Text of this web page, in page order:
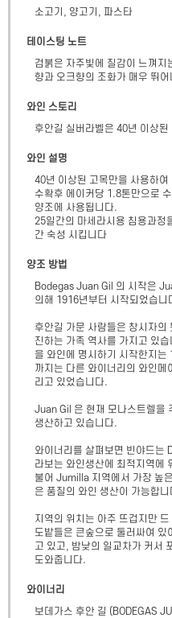
소고기, 양고기, 파스타
테이스팅 노트
검붉은 자주빛에 질감이 느껴지
향과 오크향의 조화가 매우 뛰어
와인 스토리
후안길 실버라벨은 40년 이상
와인 설명
40년 이상된 고목만을 사용하여
수확후 에이커당 1.8톤만으로
양조에 사용됩니다.
25일간의 마세라시용 침용과정
간 숙성 시킵니다
양조 방법
Bodegas Juan Gil 의 시작은
의해 1916년부터 시작되었습니
후안길 가문 사람들은 창시자의
진하는 가족 역사를 가지고 있
을 와인에 명시하기 시작한지는
까지는 다른 와이너리의 와인
리고 있었습니다.
Juan Gil 은 현재 모나스트렐을
생산하고 있습니다.
와이너리를 살펴보면 빈야드는
라보는 와인생산에 최적지역에
불어 Jumilla 지역에서 가장 높
은 품질의 와인 생산이 가능합니
지역의 위치는 아주 뜨겁지만
도밭들은 큰숲으로 둘러싸여
고 있고, 밤낮의 일교차가 커서
도와줍니다.
와이너리
보데가스 후안 길 ( BODEGAS